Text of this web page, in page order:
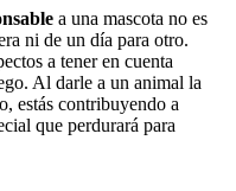
a una mascota no es
ni de un día para otro.
a tener en cuenta
Al darle a un animal la
estás contribuyendo a
que perdurará para